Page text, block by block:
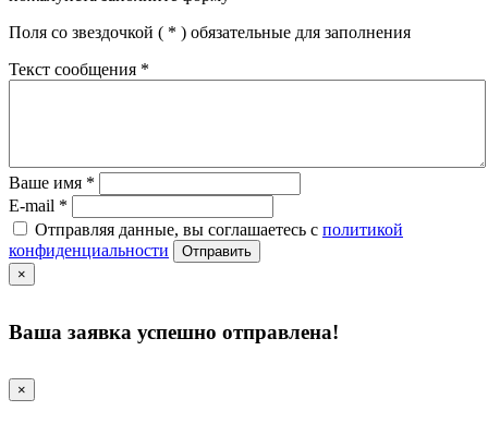
Поля со звездочкой ( * ) обязательные для заполнения
Текст сообщения *
Ваше имя *
E-mail *
Отправляя данные, вы соглашаетесь с политикой
конфиденциальности
Отправить
×
Ваша заявка успешно отправлена!
×